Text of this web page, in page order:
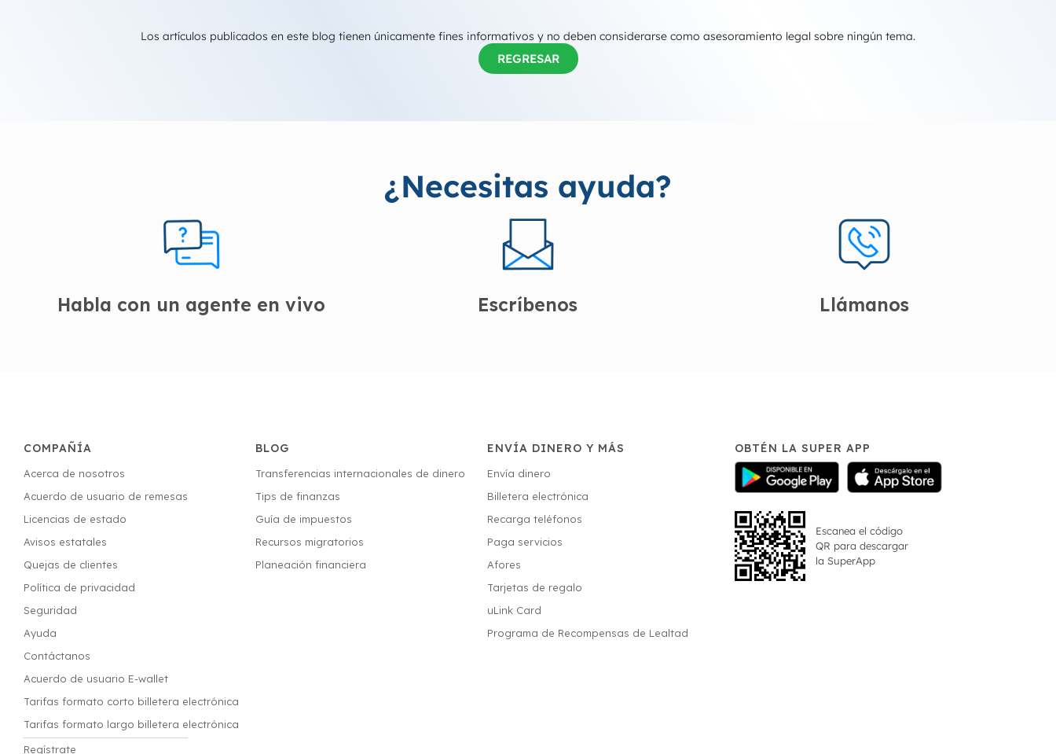
Los artículos publicados en este blog tienen únicamente fines informativos y no deben considerarse como asesoramiento legal sobre ningún tema.
REGRESAR
¿Necesitas ayuda?
Habla con un agente en vivo Escríbenos Llámanos
COMPAÑÍA
Acerca de nosotros
Acuerdo de usuario de remesas
Licencias de estado
Avisos estatales
Quejas de clientes
Política de privacidad
Seguridad
Ayuda
Contáctanos
Acuerdo de usuario E-wallet
Tarifas formato corto billetera electrónica
Tarifas formato largo billetera electrónica
Regístrate
BLOG
Transferencias internacionales de dinero
Tips de finanzas
Guía de impuestos
Recursos migratorios
Planeación financiera
ENVÍA DINERO Y MÁS
Envía dinero
Billetera electrónica
Recarga teléfonos
Paga servicios
Afores
Tarjetas de regalo
uLink Card
Programa de Recompensas de Lealtad
OBTÉN LA SUPER APP
Escanea el código
QR para descargar
la SuperApp